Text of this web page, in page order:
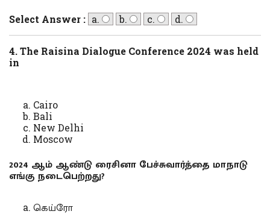
Select Answer : a. b. c. d.
4. The Raisina Dialogue Conference 2024 was held
in
Cairo
Bali
New Delhi
Moscow
2024 ஆம் ஆண்டு ரைசினா பேச்சுவார்த்தை மாநாடு
எங்கு நடைபெற்றது?
கெய்ரோ